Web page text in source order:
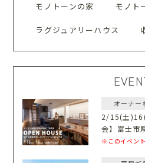
モノトーンの家 モノト
ラグジュアリーハウス
オーナー
2/15(土
会】富士市
※このイベン